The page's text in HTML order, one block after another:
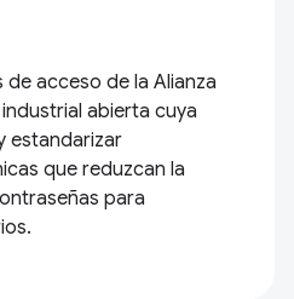
de acceso de la Alianza
abierta cuya
estandarizar
que reduzcan la
para